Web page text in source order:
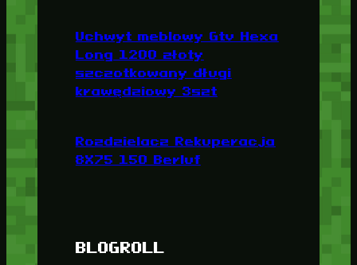
Uchwyt meblowy Gtv Hexa
Long 1200 złoty
szczotkowany długi
krawędziowy 3szt
Rozdzielacz Rekuperacja
8X75 150 Berluf
BLOGROLL